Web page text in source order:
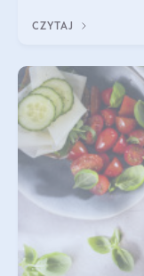
EPA.
CZYTAJ